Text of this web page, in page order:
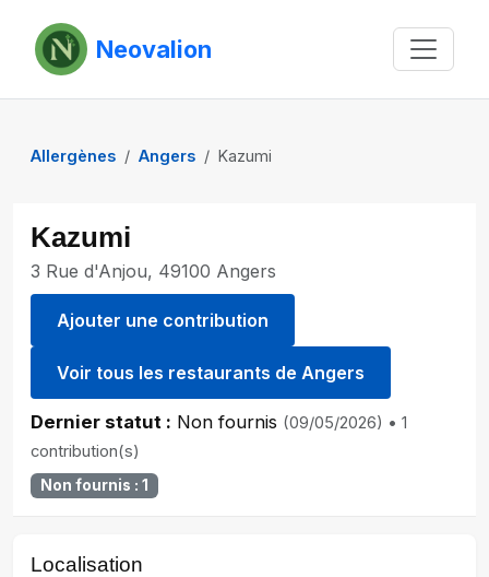
Neovalion
Allergènes Angers Kazumi
Kazumi
3 Rue d'Anjou, 49100 Angers
Ajouter une contribution
Voir tous les restaurants de Angers
Dernier statut : Non fournis (09/05/2026) • 1
contribution(s)
Non fournis : 1
Localisation